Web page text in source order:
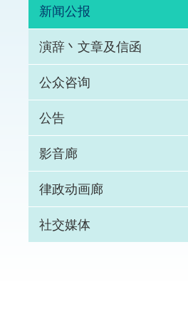
新闻公报
演辞丶文章及信函
公众咨询
公告
影音廊
律政动画廊
社交媒体